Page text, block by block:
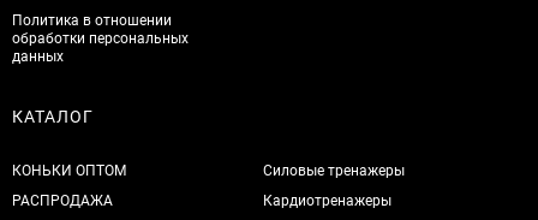
Политика в отношении
обработки персональных
данных
КАТАЛОГ
КОНЬКИ ОПТОМ
РАСПРОДАЖА
Силовые тренажеры
Кардиотренажеры